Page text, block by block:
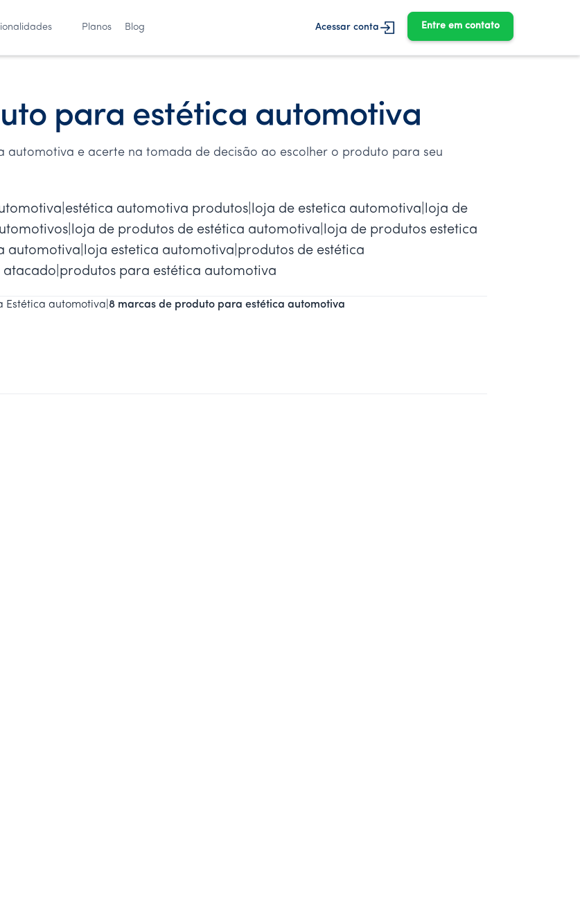
Planos Blog Acessar conta Entre em contato
para estética automotiva
e acerte na tomada de decisão ao escolher o produto para seu
automotiva produtos|loja de estetica automotiva|loja de
de produtos de estética automotiva|loja de produtos estetica
estetica automotiva|produtos de estética
para estética automotiva
Estética automotiva 8 marcas de produto para estética automotiva